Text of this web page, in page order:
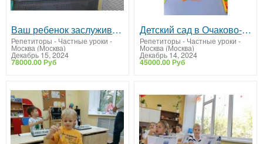
Ваш ребенок заслуживает лучшего – приглашаем в школу "Образование Плюс I"!
Репетиторы - Частные уроки -
Москва (Москва)
Декабрь 15, 2024
78000.00 Руб
Детский сад в Очаково-Матвеевском: скидка 20% до 31.12.2024
Репетиторы - Частные уроки -
Москва (Москва)
Декабрь 14, 2024
45000.00 Руб